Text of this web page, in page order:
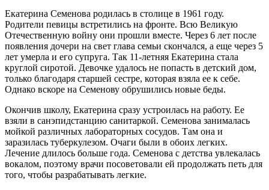
Екатерина Семенова родилась в столице в 1961 году.
Родители певицы встретились на фронте. Всю Великую
Отечественную войну они прошли вместе. Через 6 лет после
появления дочери на свет глава семьи скончался, а еще через 5
лет умерла и его супруга. Так 11-летняя Екатерина стала
круглой сиротой. Девочке удалось не попасть в детский дом,
только благодаря старшей сестре, которая взяла ее к себе.
Однако вскоре на Семенову обрушились новые беды.
Окончив школу, Екатерина сразу устроилась на работу. Ее
взяли в санэпидстанцию санитаркой. Семенова занималась
мойкой различных лабораторных сосудов. Там она и
заразилась туберкулезом. Очаги были в обоих легких.
Лечение длилось больше года. Семенова с детства увлекалась
вокалом, поэтому врачи посоветовали ей продолжать петь для
того, чтобы разрабатывать легкие.